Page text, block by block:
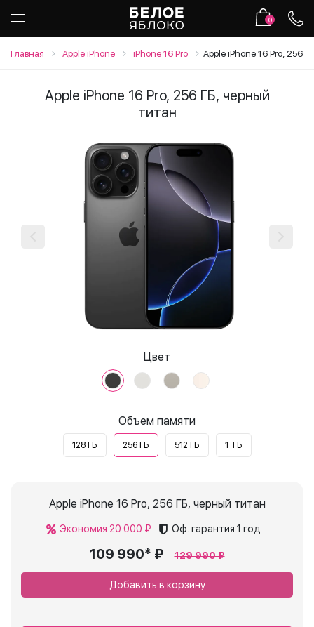
0
Главная Apple iPhone iPhone 16 Pro Apple iPhone 16 Pro, 256
Apple iPhone 16 Pro, 256 ГБ, черный
титан
Цвет
Объем памяти
128 ГБ 256 ГБ 512 ГБ 1 ТБ
Apple iPhone 16 Pro, 256 ГБ, черный титан
Экономия 20 000 ₽ Оф. гарантия 1 год
109 990* ₽ 129 990 ₽
Добавить в корзину